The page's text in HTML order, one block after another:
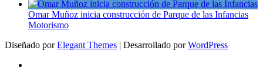
Omar Muñoz inicia construcción de Parque de las Infancias
Motorismo
Diseñado porElegant Themes | Desarrollado porWordPress